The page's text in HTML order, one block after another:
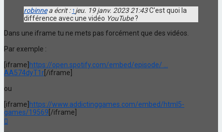
robinnea écrit : ↑jeu. 19 janv. 2023 21:43C'est quoi la
différence avec une vidéo YouTube?
Dans une iframe tu ne mets pas forcément que des vidéos.
Par exemple :
[iframe]https://open.spotify.com/embed/episode/ ...
AA574dyT1r[/iframe]
ou
[iframe]https://www.addictinggames.com/embed/html5-
games/19569[/iframe]